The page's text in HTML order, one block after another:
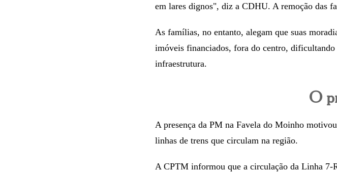
em lares dignos", diz a CDHU. A remoção das
As famílias, no entanto, alegam que suas
imóveis financiados, fora do centro, dificultando
infraestrutura.
O
A presença da PM na Favela do Moinho
linhas de trens que circulam na região.
A CPTM informou que a circulação da Linha 7-